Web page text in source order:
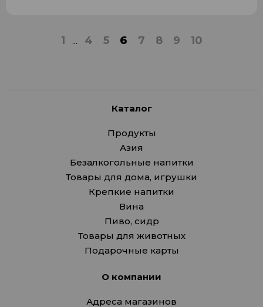
1 ... 4 5 6 7 8 9 10
Каталог
Продукты
Азия
Безалкогольные напитки
Товары для дома, игрушки
Крепкие напитки
Вина
Пиво, сидр
Товары для животных
Подарочные карты
О компании
Адреса магазинов